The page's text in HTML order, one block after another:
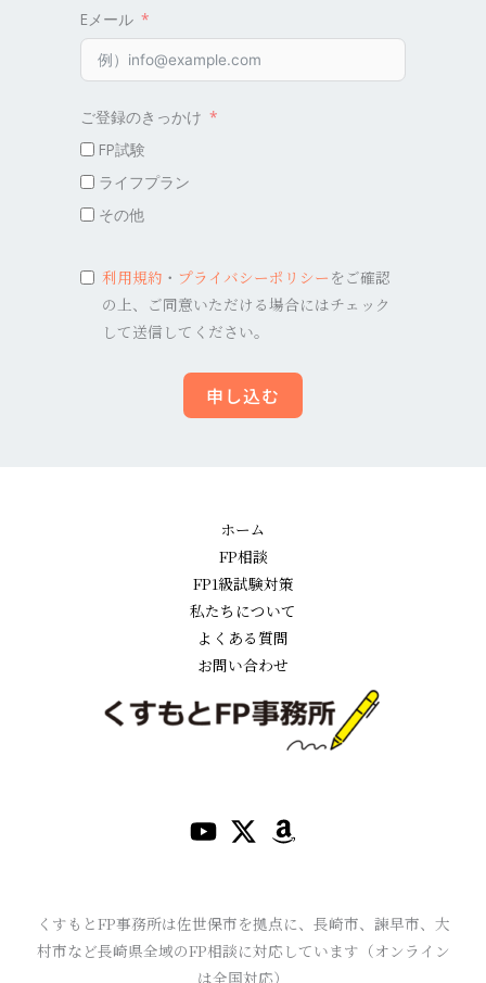
Eメール
ご登録のきっかけ
FP試験
ライフプラン
その他
利用規約 ・ プライバシーポリシー をご確認
の上、ご同意いただける場合にはチェック
して送信してください。
申し込む
ホーム
FP相談
FP1級試験対策
私たちについて
よくある質問
お問い合わせ
くすもとFP事務所は佐世保市を拠点に、長崎市、諫早市、大
村市など長崎県全域のFP相談に対応しています（オンライン
は全国対応）